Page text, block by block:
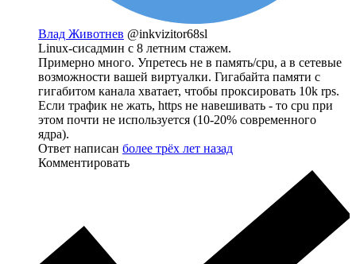
Влад Животнев @inkvizitor68sl
Linux-сисадмин с 8 летним стажем.
Примерно много. Упретесь не в память/cpu, а в сетевые
возможности вашей виртуалки. Гигабайта памяти с
гигабитом канала хватает, чтобы проксировать 10k rps.
Если трафик не жать, https не навешивать - то cpu при
этом почти не используется (10-20% современного
ядра).
Ответ написан более трёх лет назад
Комментировать